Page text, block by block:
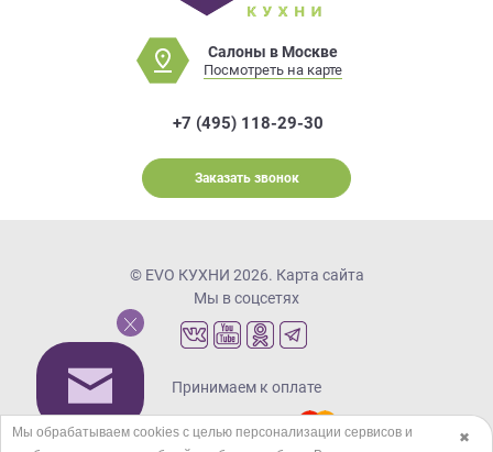
Салоны в Москве
Посмотреть на карте
+7 (495) 118-29-30
Заказать звонок
© EVO КУХНИ 2026. Карта сайта
Мы в соцсетях
Принимаем к оплате
✖
Мы обрабатываем cookies с целью персонализации сервисов и